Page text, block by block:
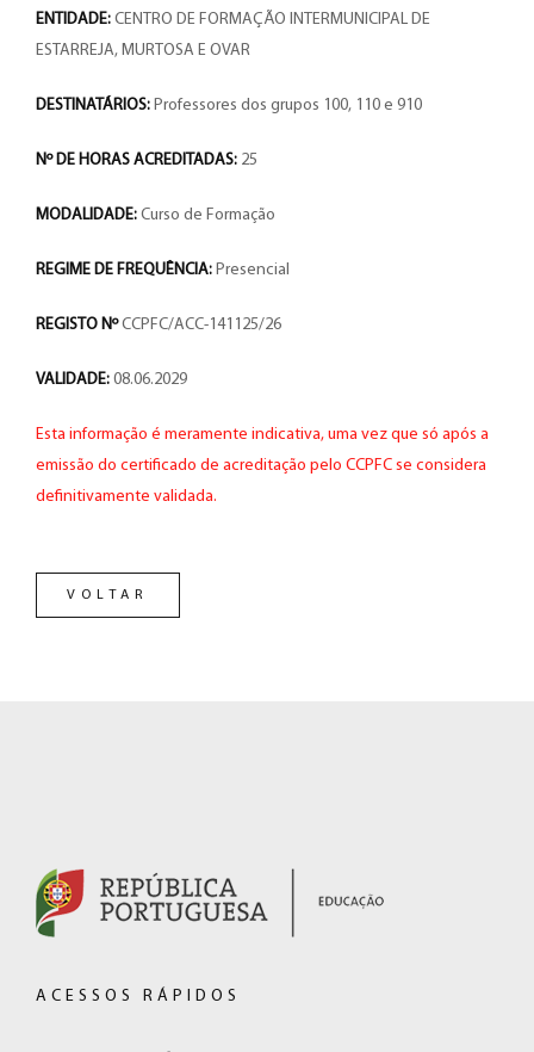
ENTIDADE: CENTRO DE FORMAÇÃO INTERMUNICIPAL DE
ESTARREJA, MURTOSA E OVAR
DESTINATÁRIOS: Professores dos grupos 100, 110 e 910
Nº DE HORAS ACREDITADAS: 25
MODALIDADE: Curso de Formação
REGIME DE FREQUÊNCIA: Presencial
REGISTO NºCCPFC/ACC-141125/26
VALIDADE: 08.06.2029
Esta informação é meramente indicativa, uma vez que só após a
emissão do certificado de acreditação pelo CCPFC se considera
definitivamente validada.
VOLTAR
ACESSOS RÁPIDOS